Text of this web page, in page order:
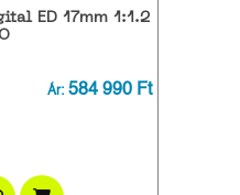
ED 17mm 1:1.2
Ár: 584 990 Ft